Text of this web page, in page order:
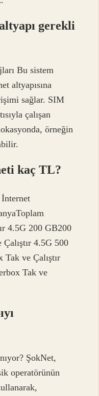
gerekli
Bu sistem
altyapısına
sağlar. SIM
çalışan
örneğin
kaç TL?
İnternet
4.5G 200 GB200
4.5G 500
ve Çalıştır
Tak ve
ŞokNet,
operatörünün